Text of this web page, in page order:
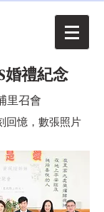
婚禮紀念
里召會
回憶，數張照片